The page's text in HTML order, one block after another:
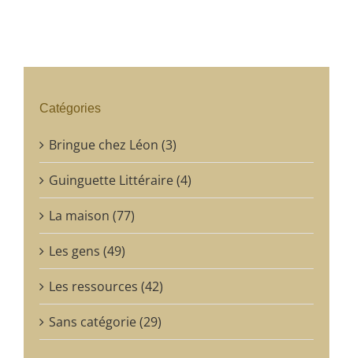
Catégories
Bringue chez Léon (3)
Guinguette Littéraire (4)
La maison (77)
Les gens (49)
Les ressources (42)
Sans catégorie (29)